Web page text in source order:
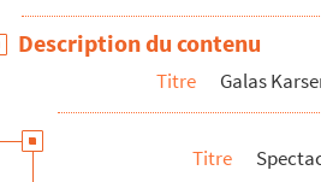
Description du contenu
Titre Galas
Titre